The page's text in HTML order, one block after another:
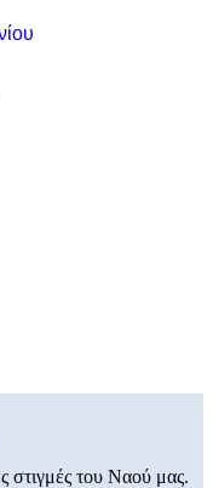
στιγμές του Ναού μας.